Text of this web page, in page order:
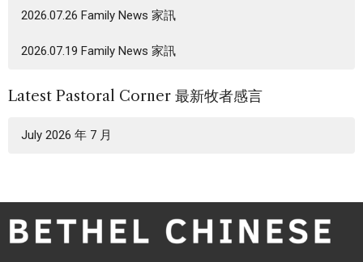
2026.07.26 Family News 家訊
2026.07.19 Family News 家訊
Latest Pastoral Corner 最新牧者感言
July 2026 年 7 月